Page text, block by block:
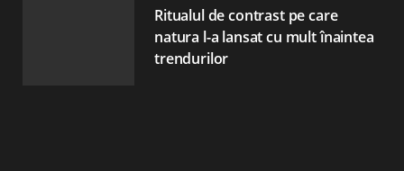
Ritualul de contrast pe care
natura l-a lansat cu mult înaintea
trendurilor